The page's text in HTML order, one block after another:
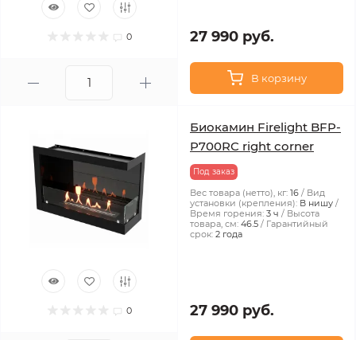
0 27 990 руб.
В корзину
0
Биокамин Firelight BFP-
P700RC right corner
Под заказ
Вес товара (нетто), кг: 16
Вид
установки (крепления): В нишу
Время горения: 3 ч
Высота
товара, см: 46.5
Гарантийный
срок: 2 года
27 990 руб.